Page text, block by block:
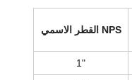
القطر الاسمي NPS
1"